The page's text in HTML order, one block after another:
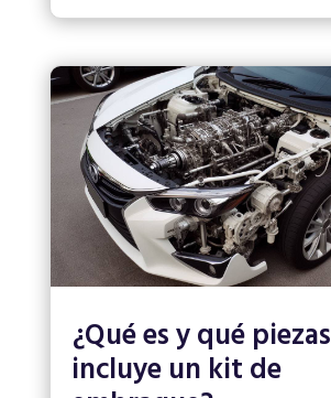
¿Qué es y qué piezas
incluye un kit de